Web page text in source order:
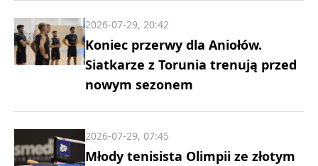
Koniec przerwy dla Aniołów.
Siatkarze z Torunia trenują przed
nowym sezonem
2026-07-29, 20:42
Młody tenisista Olimpii ze złotym
2026-07-29, 07:45